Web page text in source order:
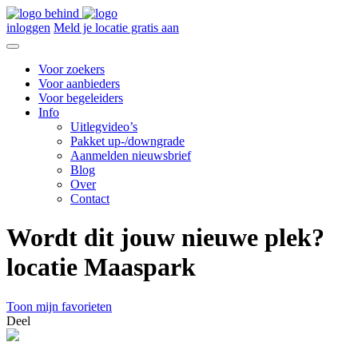
inloggen Meld je locatie gratis aan
Voor zoekers
Voor aanbieders
Voor begeleiders
Info
Uitlegvideo’s
Pakket up-/downgrade
Aanmelden nieuwsbrief
Blog
Over
Contact
Wordt dit jouw nieuwe plek?
locatie Maaspark
Toon mijn favorieten
Deel